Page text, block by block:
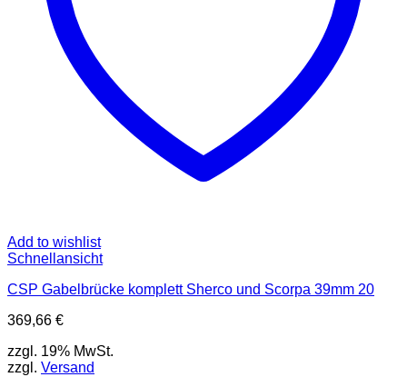
Add to wishlist
Schnellansicht
CSP Gabelbrücke komplett Sherco und Scorpa 39mm 20
369,66 €
zzgl. 19% MwSt.
zzgl. Versand